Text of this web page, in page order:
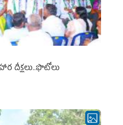
దీక్షలు..ఫొటోలు